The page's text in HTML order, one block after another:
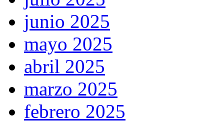
junio 2025
mayo 2025
abril 2025
marzo 2025
febrero 2025